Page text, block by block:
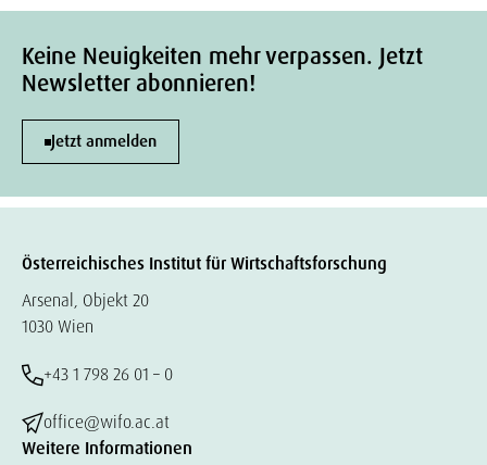
Keine Neuigkeiten mehr verpassen. Jetzt
Newsletter abonnieren!
Jetzt anmelden
Österreichisches Institut für Wirtschaftsforschung
Arsenal, Objekt 20
1030 Wien
+43 1 798 26 01 – 0
office@wifo.ac.at
Weitere Informationen